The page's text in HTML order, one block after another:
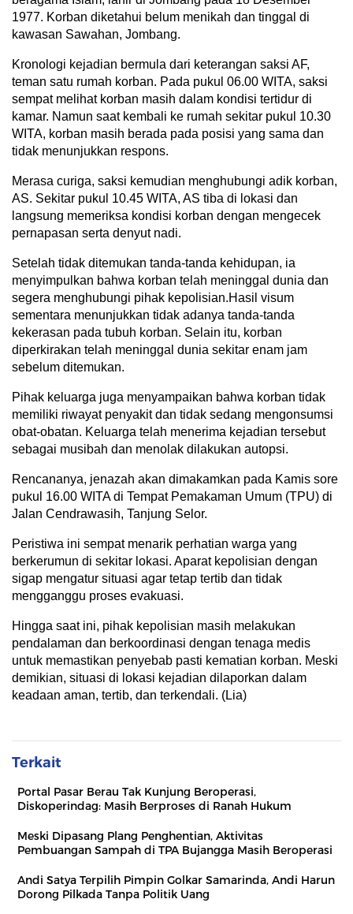
1977. Korban diketahui belum menikah dan tinggal di
kawasan Sawahan, Jombang.
Kronologi kejadian bermula dari keterangan saksi AF,
teman satu rumah korban. Pada pukul 06.00 WITA, saksi
sempat melihat korban masih dalam kondisi tertidur di
kamar. Namun saat kembali ke rumah sekitar pukul 10.30
WITA, korban masih berada pada posisi yang sama dan
tidak menunjukkan respons.
Merasa curiga, saksi kemudian menghubungi adik korban,
AS. Sekitar pukul 10.45 WITA, AS tiba di lokasi dan
langsung memeriksa kondisi korban dengan mengecek
pernapasan serta denyut nadi.
Setelah tidak ditemukan tanda-tanda kehidupan, ia
menyimpulkan bahwa korban telah meninggal dunia dan
segera menghubungi pihak kepolisian.Hasil visum
sementara menunjukkan tidak adanya tanda-tanda
kekerasan pada tubuh korban. Selain itu, korban
diperkirakan telah meninggal dunia sekitar enam jam
sebelum ditemukan.
Pihak keluarga juga menyampaikan bahwa korban tidak
memiliki riwayat penyakit dan tidak sedang mengonsumsi
obat-obatan. Keluarga telah menerima kejadian tersebut
sebagai musibah dan menolak dilakukan autopsi.
Rencananya, jenazah akan dimakamkan pada Kamis sore
pukul 16.00 WITA di Tempat Pemakaman Umum (TPU) di
Jalan Cendrawasih, Tanjung Selor.
Peristiwa ini sempat menarik perhatian warga yang
berkerumun di sekitar lokasi. Aparat kepolisian dengan
sigap mengatur situasi agar tetap tertib dan tidak
mengganggu proses evakuasi.
Hingga saat ini, pihak kepolisian masih melakukan
pendalaman dan berkoordinasi dengan tenaga medis
untuk memastikan penyebab pasti kematian korban. Meski
demikian, situasi di lokasi kejadian dilaporkan dalam
keadaan aman, tertib, dan terkendali. (Lia)
Terkait
Portal Pasar Berau Tak Kunjung Beroperasi,
Diskoperindag: Masih Berproses di Ranah Hukum
Meski Dipasang Plang Penghentian, Aktivitas
Pembuangan Sampah di TPA Bujangga Masih Beroperasi
Andi Satya Terpilih Pimpin Golkar Samarinda, Andi Harun
Dorong Pilkada Tanpa Politik Uang